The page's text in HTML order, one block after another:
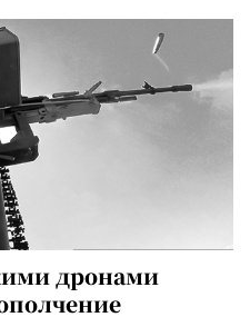
дронами